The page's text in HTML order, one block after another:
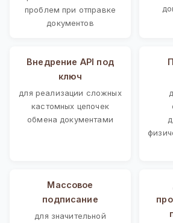
проблем при отправке
документов
Внедрение API под
ключ
для реализации сложных
кастомных цепочек
обмена документами
Массовое
подписание
для значительной